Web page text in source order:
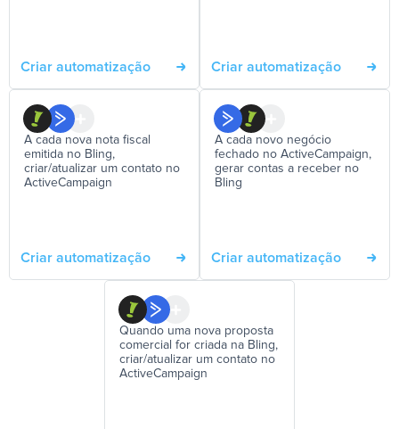
Criar automatização Criar automatização
A cada nova nota fiscal
emitida no Bling,
criar/atualizar um contato no
ActiveCampaign
Criar automatização
A cada novo negócio
fechado no ActiveCampaign,
gerar contas a receber no
Bling
Criar automatização
Quando uma nova proposta
comercial for criada na Bling,
criar/atualizar um contato no
ActiveCampaign